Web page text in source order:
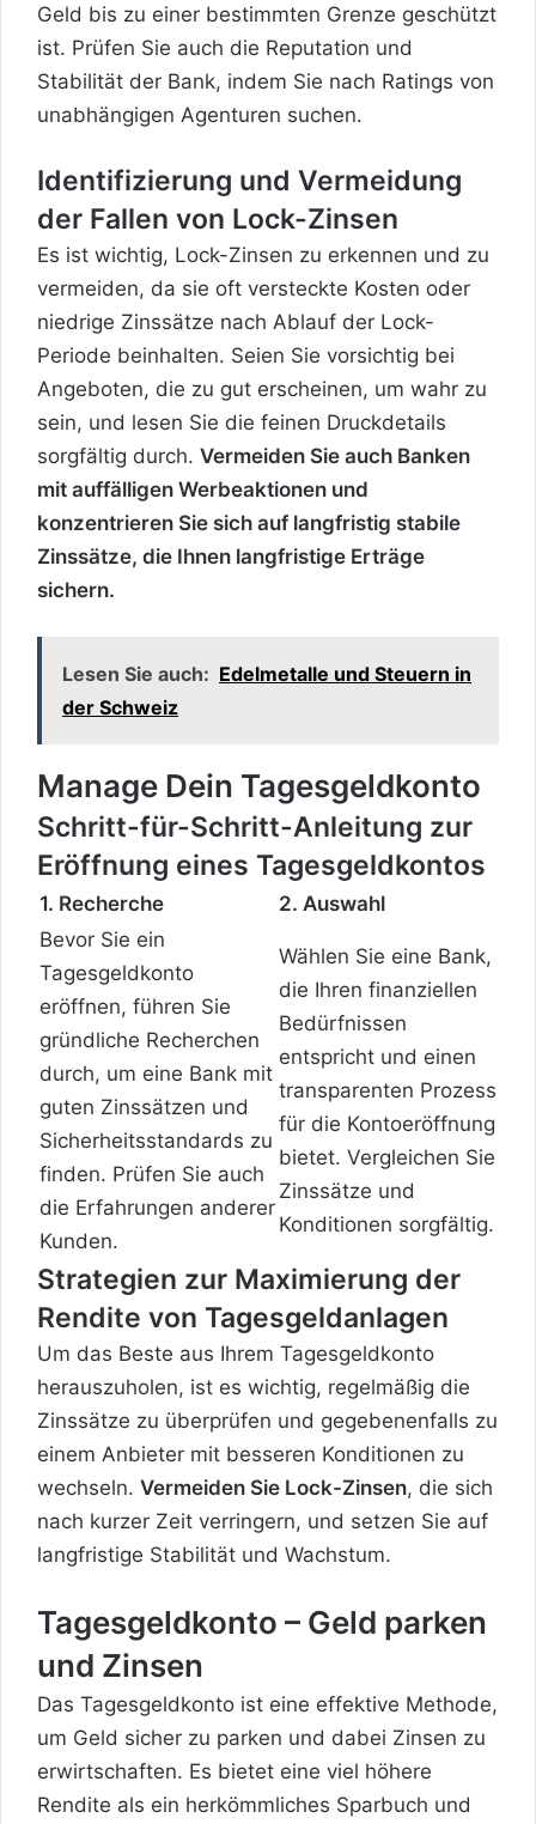
Geld bis zu einer bestimmten Grenze geschützt
ist. Prüfen Sie auch die Reputation und
Stabilität der Bank, indem Sie nach Ratings von
unabhängigen Agenturen suchen.
Identifizierung und Vermeidung
der Fallen von Lock-Zinsen
Es ist wichtig, Lock-Zinsen zu erkennen und zu
vermeiden, da sie oft versteckte Kosten oder
niedrige Zinssätze nach Ablauf der Lock-
Periode beinhalten. Seien Sie vorsichtig bei
Angeboten, die zu gut erscheinen, um wahr zu
sein, und lesen Sie die feinen Druckdetails
sorgfältig durch. Vermeiden Sie auch Banken
mit auffälligen Werbeaktionen und
konzentrieren Sie sich auf langfristig stabile
Zinssätze, die Ihnen langfristige Erträge
sichern.
Lesen Sie auch: Edelmetalle und Steuern in
der Schweiz
Manage Dein Tagesgeldkonto
Schritt-für-Schritt-Anleitung zur
Eröffnung eines Tagesgeldkontos
1. Recherche
2. Auswahl
Bevor Sie ein
Tagesgeldkonto
eröffnen, führen Sie
gründliche Recherchen
durch, um eine Bank mit
guten Zinssätzen und
Sicherheitsstandards zu
finden. Prüfen Sie auch
die Erfahrungen anderer
Kunden.
Wählen Sie eine Bank,
die Ihren finanziellen
Bedürfnissen
entspricht und einen
transparenten Prozess
für die Kontoeröffnung
bietet. Vergleichen Sie
Zinssätze und
Konditionen sorgfältig.
Strategien zur Maximierung der
Rendite von Tagesgeldanlagen
Um das Beste aus Ihrem Tagesgeldkonto
herauszuholen, ist es wichtig, regelmäßig die
Zinssätze zu überprüfen und gegebenenfalls zu
einem Anbieter mit besseren Konditionen zu
wechseln. Vermeiden Sie Lock-Zinsen, die sich
nach kurzer Zeit verringern, und setzen Sie auf
langfristige Stabilität und Wachstum.
Tagesgeldkonto – Geld parken
und Zinsen
Das Tagesgeldkonto ist eine effektive Methode,
um Geld sicher zu parken und dabei Zinsen zu
erwirtschaften. Es bietet eine viel höhere
Rendite als ein herkömmliches Sparbuch und